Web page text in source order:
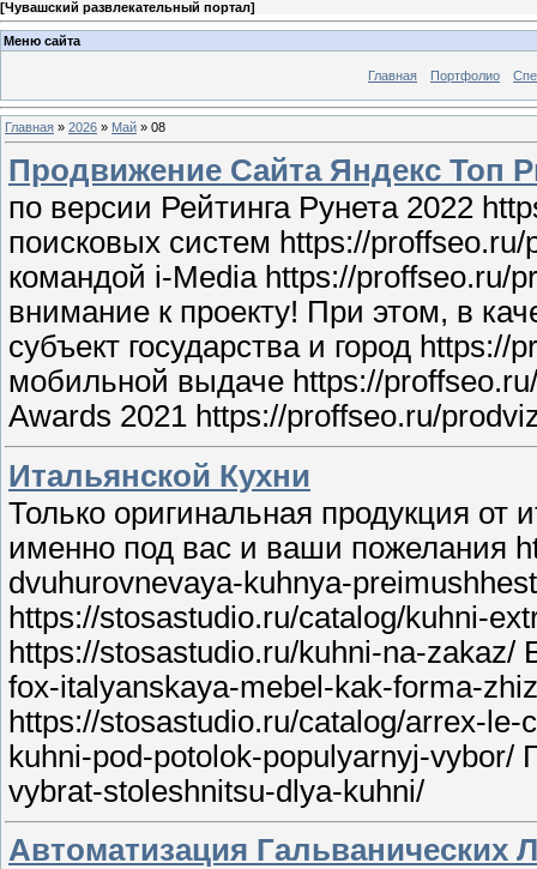
[Чувашский развлекательный портал]
Меню сайта
Главная Портфолио
Главная » 2026 » Май » 08
Продвижение Сайта Яндекс Топ
по версии Рейтинга Рунета 2022
поисковых систем https://
командой i-Media https://proffseo.ru/
внимание к проекту! При этом, в
субъект государства и город
мобильной выдаче https://
Awards 2021 https://proffseo.ru/
Итальянской Кухни
Только оригинальная продукция
именно под вас и ваши пожелания
dvuhurovnevaya-kuhnya-
https://stosastudio.ru/catalog/kuhni-
https://stosastudio.ru/kuhni-na-
fox-italyanskaya-mebel-kak-forma-
https://stosastudio.ru/catalog/arrex-
kuhni-pod-potolok-populyarnyj-vybor/
vybrat-stoleshnitsu-dlya-kuhni/
Автоматизация Гальванических